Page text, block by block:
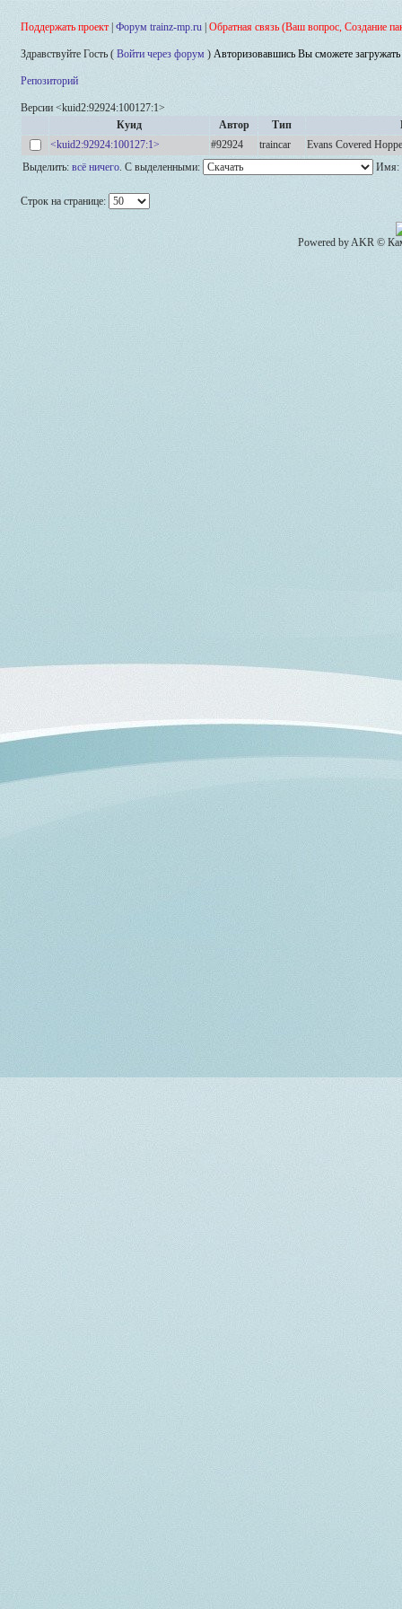
Поддержать проект Форум trainz-mp.ru Обратная связь (Ваш вопрос, Создание
Здравствуйте Гость ( Войти через форум ) Авторизовавшись Вы сможете
Репозиторий
Версии <kuid2:92924:100127:1>
Куид
Автор Тип
<kuid2:92924:100127:1>
#92924 traincar
Evans Covered
Выделить: всё ничего. С выделенными: Имя:
Строк на странице:
Powered by AKR ©